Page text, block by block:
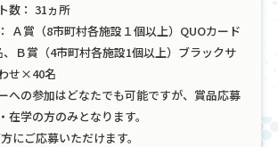
数： 31ヵ所
Ａ賞（8市町村各施設１個以上）QUOカード
Ｂ賞（4市町村各施設1個以上）ブラックサ
せ×40名
への参加はどなたでも可能ですが、賞品応募
在学の方のみとなります。
にご応募いただけます。